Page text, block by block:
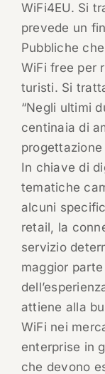
WiFi4EU. Si
prevede un
Pubbliche
WiFi free per
turisti. Si
“Negli ultimi
centinaia di
In chiave di
tematiche
alcuni
retail, la
servizio
maggior
attiene alla
WiFi nei
enterprise in
che devono